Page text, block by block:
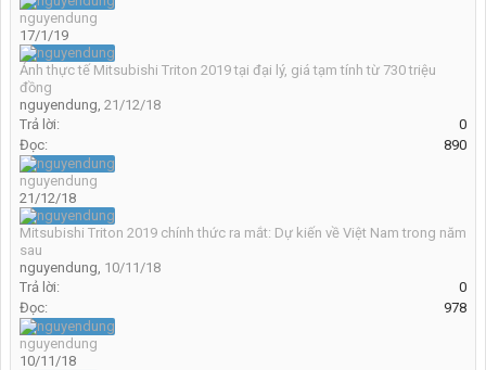
nguyendung
17/1/19
Ảnh thực tế Mitsubishi Triton 2019 tại đại lý, giá tạm tính từ 730 triệu
đồng
nguyendung, 21/12/18
Trả lời:
0
Đọc:
890
nguyendung
21/12/18
Mitsubishi Triton 2019 chính thức ra mắt: Dự kiến về Việt Nam trong năm
sau
nguyendung, 10/11/18
Trả lời:
0
Đọc:
978
nguyendung
10/11/18